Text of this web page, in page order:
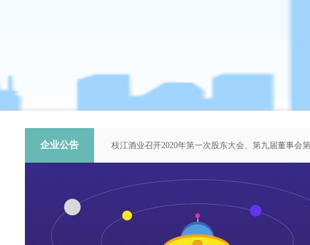
企业公告
枝江酒业召开2020年第一次股东大会、第九届董事会
枝江酒业召开2015年第一次股东大会、第七届董事会